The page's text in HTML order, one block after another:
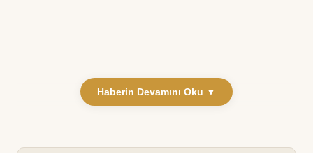
Haberin Devamını Oku ▼